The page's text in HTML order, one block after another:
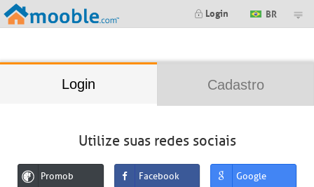
Login BR
Login Cadastro
Utilize suas redes sociais
Promob Facebook Google